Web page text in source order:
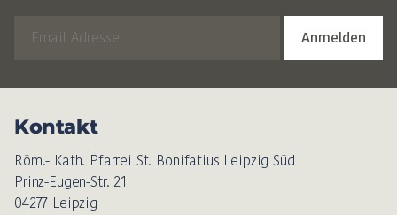
Kontakt
Röm.- Kath. Pfarrei St. Bonifatius Leipzig Süd
Prinz-Eugen-Str. 21
04277 Leipzig